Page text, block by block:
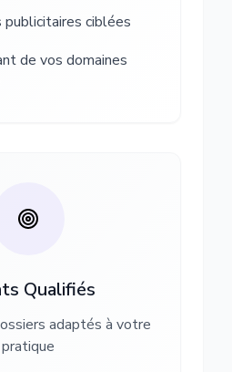
publicitaires ciblées
de vos domaines
Qualifiés
adaptés à votre
pratique